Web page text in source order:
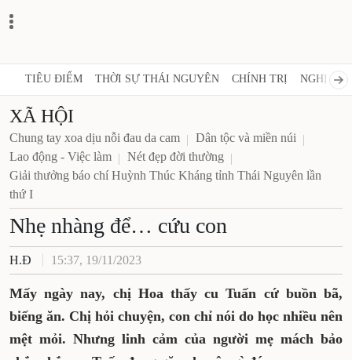
TIÊU ĐIỂM THỜI SỰ THÁI NGUYÊN CHÍNH TRỊ NGHỊ
XÃ HỘI
Chung tay xoa dịu nỗi đau da cam
Dân tộc và miền núi
Lao động - Việc làm
Nét đẹp đời thường
Giải thưởng báo chí Huỳnh Thúc Kháng tỉnh Thái Nguyên lần
thứ I
Nhẹ nhàng để… cứu con
H.Đ 15:37, 19/11/2023
Mấy ngày nay, chị Hoa thấy cu Tuấn cứ buồn bã,
biếng ăn. Chị hỏi chuyện, con chỉ nói do học nhiều nên
mệt mỏi. Nhưng linh cảm của người mẹ mách bảo